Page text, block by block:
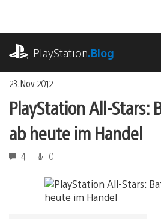
springen
PlayStation.Blog
23. Nov 2012
PlayStation All-Stars:
ab heute im Handel
4 0